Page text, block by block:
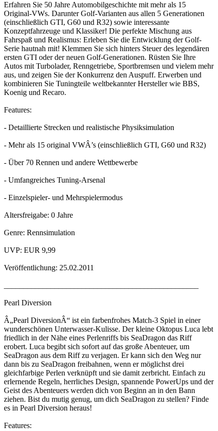
Erfahren Sie 50 Jahre Automobilgeschichte mit mehr als 15
Original-VWs. Darunter Golf-Varianten aus allen 5 Generationen
(einschließlich GTI, G60 und R32) sowie interessante
Konzeptfahrzeuge und Klassiker! Die perfekte Mischung aus
Fahrspaß und Realismus: Erleben Sie die Entwicklung der Golf-
Serie hautnah mit! Klemmen Sie sich hinters Steuer des legendären
ersten GTI oder der neuen Golf-Generationen. Rüsten Sie Ihre
Autos mit Turbolader, Renngetriebe, Sportbremsen und vielem mehr
aus, und zeigen Sie der Konkurrenz den Auspuff. Erwerben und
kombinieren Sie Tuningteile weltbekannter Hersteller wie BBS,
Koenig und Recaro.
Features:
- Detaillierte Strecken und realistische Physiksimulation
- Mehr als 15 original VWÂ’s (einschließlich GTI, G60 und R32)
- Über 70 Rennen und andere Wettbewerbe
- Umfangreiches Tuning-Arsenal
- Einzelspieler- und Mehrspielermodus
Altersfreigabe: 0 Jahre
Genre: Rennsimulation
UVP: EUR 9,99
Veröffentlichung: 25.02.2011
Pearl Diversion
Â„Pearl DiversionÂ“ ist ein farbenfrohes Match-3 Spiel in einer
wunderschönen Unterwasser-Kulisse. Der kleine Oktopus Luca lebt
friedlich in der Nähe eines Perlenriffs bis SeaDragon das Riff
erobert. Luca begibt sich sofort auf das große Abenteuer, um
SeaDragon aus dem Riff zu verjagen. Er kann sich den Weg nur
dann bis zu SeaDragon freibahnen, wenn er möglichst drei
gleichfarbige Perlen verknüpft und sie damit zerbricht. Einfach zu
erlernende Regeln, herrliches Design, spannende PowerUps und der
Geist des Abenteuers werden dich von Beginn an in den Bann
ziehen. Bist du mutig genug, um dich SeaDragon zu stellen? Finde
es in Pearl Diversion heraus!
Features: